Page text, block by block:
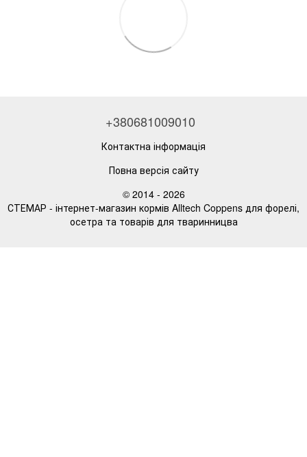
+380681009010
Контактна інформація
Повна версія сайту
© 2014 - 2026
СТЕМАР - інтернет-магазин кормів Alltech Coppens для форелі,
осетра та товарів для тваринницва